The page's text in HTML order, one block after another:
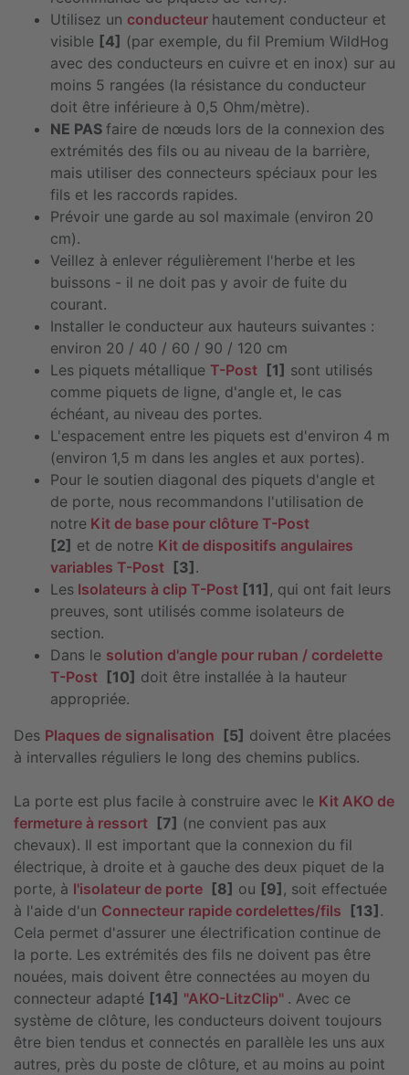
Utilisez un conducteur hautement conducteur et
visible [4] (par exemple, du fil Premium WildHog
avec des conducteurs en cuivre et en inox) sur au
moins 5 rangées (la résistance du conducteur
doit être inférieure à 0,5 Ohm/mètre).
NE PAS faire de nœuds lors de la connexion des
extrémités des fils ou au niveau de la barrière,
mais utiliser des connecteurs spéciaux pour les
fils et les raccords rapides.
Prévoir une garde au sol maximale (environ 20
cm).
Veillez à enlever régulièrement l'herbe et les
buissons - il ne doit pas y avoir de fuite du
courant.
Installer le conducteur aux hauteurs suivantes :
environ 20 / 40 / 60 / 90 / 120 cm
Les piquets métallique T-Post [1] sont utilisés
comme piquets de ligne, d'angle et, le cas
échéant, au niveau des portes.
L'espacement entre les piquets est d'environ 4 m
(environ 1,5 m dans les angles et aux portes).
Pour le soutien diagonal des piquets d'angle et
de porte, nous recommandons l'utilisation de
notre Kit de base pour clôture T-Post
[2] et de notre Kit de dispositifs angulaires
variables T-Post [3].
Les Isolateurs à clip T-Post [11] , qui ont fait leurs
preuves, sont utilisés comme isolateurs de
section.
Dans le solution d'angle pour ruban / cordelette
T-Post [10] doit être installée à la hauteur
appropriée.
Des Plaques de signalisation [5] doivent être placées
à intervalles réguliers le long des chemins publics.
La porte est plus facile à construire avec le Kit AKO de
fermeture à ressort [7] (ne convient pas aux
chevaux). Il est important que la connexion du fil
électrique, à droite et à gauche des deux piquet de la
porte, à l'isolateur de porte [8] ou [9] , soit effectuée
à l'aide d'un Connecteur rapide cordelettes/fils [13].
Cela permet d'assurer une électrification continue de
la porte. Les extrémités des fils ne doivent pas être
nouées, mais doivent être connectées au moyen du
connecteur adapté [14] "AKO-LitzClip" . Avec ce
système de clôture, les conducteurs doivent toujours
être bien tendus et connectés en parallèle les uns aux
autres, près du poste de clôture, et au moins au point